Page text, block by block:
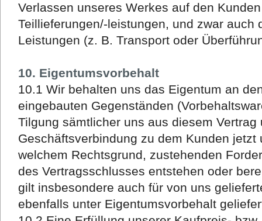
Verlassen unseres Werkes auf den
Teillieferungen/-leistungen, und zwar auch
Leistungen (z. B. Transport oder
10. Eigentumsvorbehalt
10.1 Wir behalten uns das Eigentum an
eingebauten Gegenständen
Tilgung sämtlicher uns aus diesem Vertrag
Geschäftsverbindung zu dem Kunden
welchem Rechtsgrund, zustehenden
des Vertragsschlusses entstehen oder
gilt insbesondere auch für von uns
ebenfalls unter Eigentumsvorbehalt